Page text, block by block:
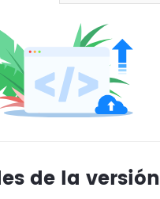
de la versión